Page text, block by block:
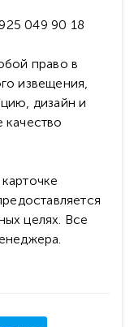
049 90 18
право в
извещения,
дизайн и
целях. Все